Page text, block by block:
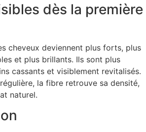
dès la première
cheveux deviennent plus forts, plus
et plus brillants. Ils sont plus
cassants et visiblement revitalisés.
la fibre retrouve sa densité,
naturel.